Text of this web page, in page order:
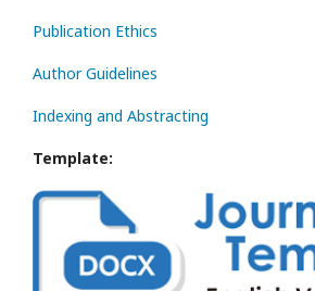
Publication Ethics
Author Guidelines
Indexing and Abstracting
Template: